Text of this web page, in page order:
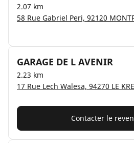
2.07 km
58 Rue Gabriel Peri, 92120
GARAGE DE L AVENIR
2.23 km
17 Rue Lech Walesa, 94270 LE
Contacter le